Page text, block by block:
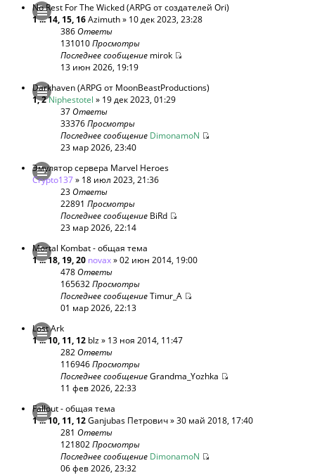
No Rest For The Wicked (ARPG от создателей Ori)
1...14, 15, 16Azimuth» 10 дек 2023, 23:28
386Ответы
131010Просмотры
Последнее сообщение mirok
13 июн 2026, 19:19
Darkhaven (ARPG от MoonBeastProductions)
1,2Niphestotel » 19 дек 2023, 01:29
37Ответы
33376Просмотры
Последнее сообщение DimonamoN
23 мар 2026, 23:40
Эмулятор сервера Marvel Heroes
Crypto137» 18 июл 2023, 21:36
23Ответы
22891 Просмотры
Последнее сообщение BiRd
23 мар 2026, 22:14
Mortal Kombat - общая тема
1...18, 19,20 novax» 02 июн 2014, 19:00
478Ответы
165632Просмотры
Последнее сообщениеTimur_A
01 мар 2026, 22:13
Lost Ark
1...10, 11, 12 blz» 13 ноя 2014, 11:47
282Ответы
116946Просмотры
Последнее сообщениеGrandma_Yozhka
11 фев 2026, 22:33
Fallout - общая тема
1...10, 11, 12Ganjubas Петрович» 30 май 2018, 17:40
281 Ответы
121802Просмотры
Последнее сообщение DimonamoN
06 фев 2026, 23:32